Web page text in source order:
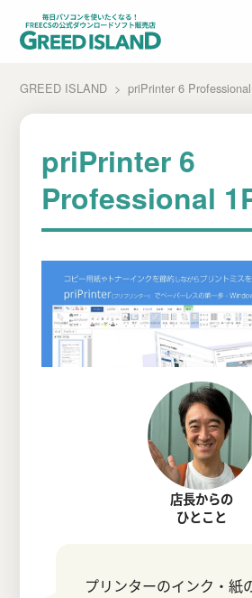
GREED ISLAND priPrinter 6
priPrinter 6
Professional
店長からの
ひとこと
プリンターのインク・紙